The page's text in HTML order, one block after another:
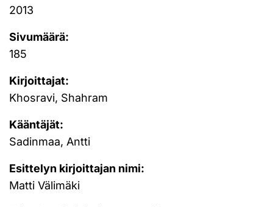
2013
Sivumäärä:
185
Kirjoittajat:
Khosravi, Shahram
Kääntäjät:
Sadinmaa, Antti
Esittelyn kirjoittajan nimi:
Matti Välimäki